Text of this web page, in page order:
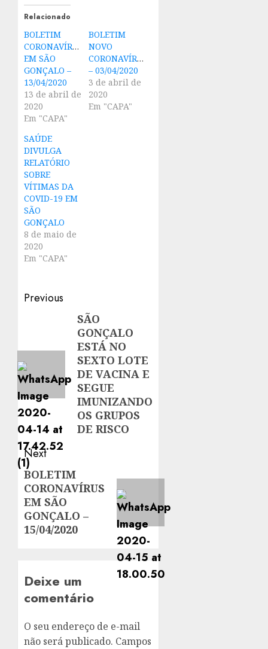
Relacionado
BOLETIM
CORONAVÍRUS
EM SÃO
GONÇALO –
13/04/2020
13 de abril de
2020
Em "CAPA"
BOLETIM
NOVO
CORONAVÍRUS
– 03/04/2020
3 de abril de
2020
Em "CAPA"
SAÚDE
DIVULGA
RELATÓRIO
SOBRE
VÍTIMAS DA
COVID-19 EM
SÃO
GONÇALO
8 de maio de
2020
Em "CAPA"
Post
navigation
Previous
SÃO
GONÇALO
ESTÁ NO
SEXTO LOTE
DE VACINA E
SEGUE
IMUNIZANDO
OS GRUPOS
DE RISCO
Next
Next
post:
BOLETIM
CORONAVÍRUS
EM SÃO
GONÇALO –
15/04/2020
Deixe um
comentário
O seu endereço de e-mail
não será publicado. Campos